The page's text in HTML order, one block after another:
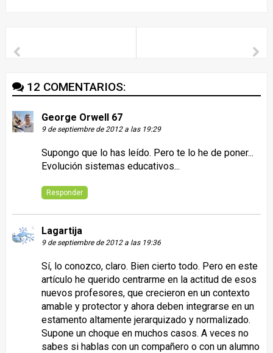
12 COMENTARIOS:
George Orwell 67
9 de septiembre de 2012 a las 19:29
Supongo que lo has leído. Pero te lo he de poner...
Evolución sistemas educativos...
Responder
Lagartija
9 de septiembre de 2012 a las 19:36
Sí, lo conozco, claro. Bien cierto todo. Pero en este
artículo he querido centrarme en la actitud de esos
nuevos profesores, que crecieron en un contexto
amable y protector y ahora deben integrarse en un
estamento altamente jerarquizado y normalizado.
Supone un choque en muchos casos. A veces no
sabes si hablas con un compañero o con un alumno